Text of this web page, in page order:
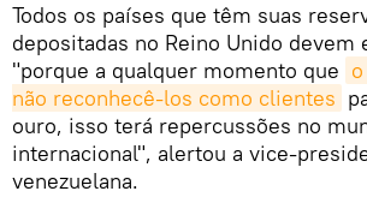
Todos os países que têm suas
depositadas no Reino Unido devem
"porque a qualquer momento que
não reconhecê-los como clientes
ouro, isso terá repercussões no
internacional", alertou a vice-
venezuelana.